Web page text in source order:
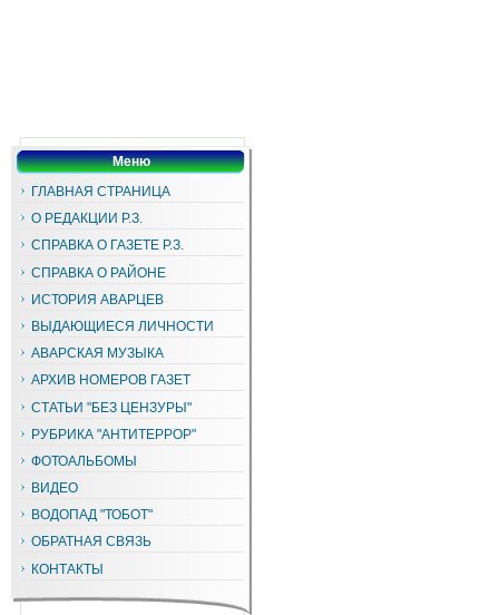
Меню
ГЛАВНАЯ СТРАНИЦА
О РЕДАКЦИИ Р.З.
СПРАВКА О ГАЗЕТЕ Р.З.
СПРАВКА О РАЙОНЕ
ИСТОРИЯ АВАРЦЕВ
ВЫДАЮЩИЕСЯ ЛИЧНОСТИ
АВАРСКАЯ МУЗЫКА
АРХИВ НОМЕРОВ ГАЗЕТ
СТАТЬИ "БЕЗ ЦЕНЗУРЫ"
РУБРИКА "АНТИТЕРРОР"
ФОТОАЛЬБОМЫ
ВИДЕО
ВОДОПАД "ТОБОТ"
ОБРАТНАЯ СВЯЗЬ
КОНТАКТЫ